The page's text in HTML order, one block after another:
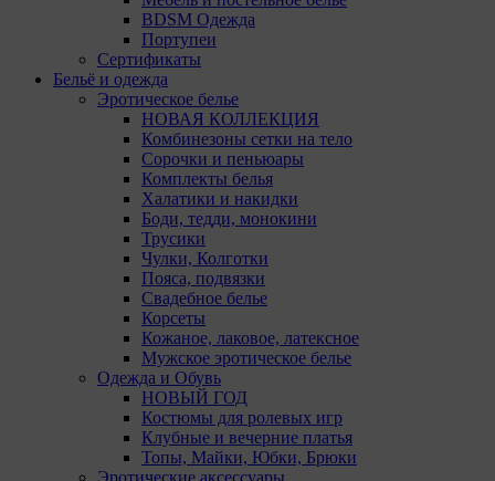
BDSM Одежда
Портупеи
Сертификаты
Бельё и одежда
Эротическое белье
НОВАЯ КОЛЛЕКЦИЯ
Комбинезоны сетки на тело
Сорочки и пеньюары
Комплекты белья
Халатики и накидки
Боди, тедди, монокини
Трусики
Чулки, Колготки
Пояса, подвязки
Свадебное белье
Корсеты
Кожаное, лаковое, латексное
Мужское эротическое белье
Одежда и Обувь
НОВЫЙ ГОД
Костюмы для ролевых игр
Клубные и вечерние платья
Топы, Майки, Юбки, Брюки
Эротические аксессуары